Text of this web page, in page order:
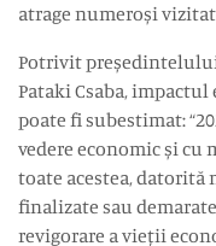
atrage numeroși
Potrivit
Pataki Csaba,
poate fi subestimat:
vedere economic și cu
toate acestea,
finalizate sau
revigorare a vieții